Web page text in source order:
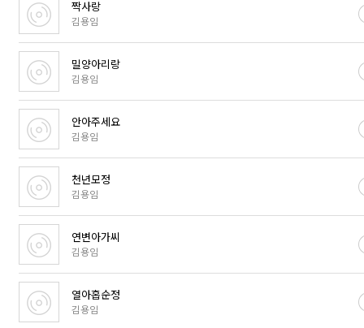
짝사랑
김용임
밀양아리랑
김용임
안아주세요
김용임
천년모정
김용임
연변아가씨
김용임
열아홉순정
김용임